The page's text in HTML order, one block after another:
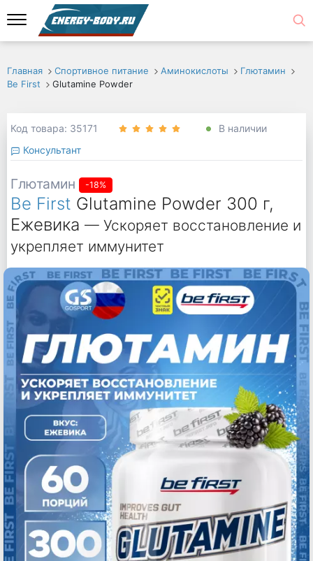
Главная Спортивное питание Аминокислоты
Глютамин
Be First
Glutamine Powder
Код товара: 35171
В наличии
Консультант
Глютамин -18%
Be First Glutamine Powder 300 г,
Ежевика — Ускоряет восстановление и
укрепляет иммунитет